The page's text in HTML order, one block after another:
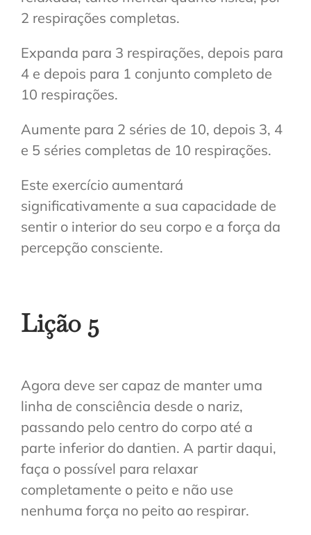
2 respirações completas.
Expanda para 3 respirações, depois para
4 e depois para 1 conjunto completo de
10 respirações.
Aumente para 2 séries de 10, depois 3, 4
e 5 séries completas de 10 respirações.
Este exercício aumentará
significativamente a sua capacidade de
sentir o interior do seu corpo e a força da
percepção consciente.
Lição 5
Agora deve ser capaz de manter uma
linha de consciência desde o nariz,
passando pelo centro do corpo até a
parte inferior do dantien. A partir daqui,
faça o possível para relaxar
completamente o peito e não use
nenhuma força no peito ao respirar.